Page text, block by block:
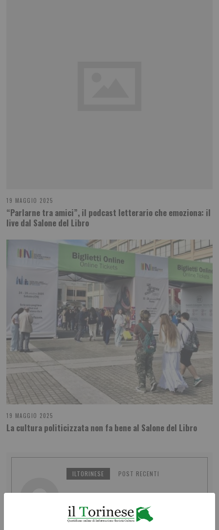
19 MAGGIO 2025
“Parlarne tra amici”, il podcast letterario che emoziona: il
live dal Salone del Libro
19 MAGGIO 2025
La cultura politicizzata non fa bene al Salone del Libro
ILTORINESE POST RECENTI